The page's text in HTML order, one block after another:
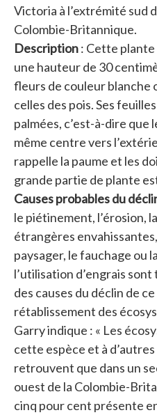
Victoria à l’extrémité sud
Colombie-Britannique.
Description: Cette
une hauteur de 30
fleurs de couleur blanche
celles des pois. Ses
palmées, c’est-à-dire
même centre vers
rappelle la paume et les
grande partie de plante
Causes probables du
le piétinement, l’érosion,
étrangères
paysager, le fauchage ou
l’utilisation d’engrais
des causes du déclin de
rétablissement des
Garry indique : « Les
cette espèce et à
retrouvent que dans un
ouest de la Colombie-
cinq pour cent présente